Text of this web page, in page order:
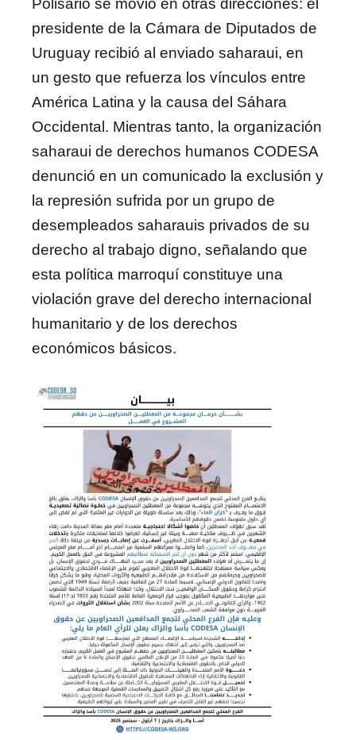
Polisario se movió en otras direcciones: el
presidente de la Cámara de Diputados de
Uruguay recibió al enviado saharaui, en
un gesto que refuerza los vínculos entre
América Latina y la causa del Sáhara
Occidental. Mientras tanto, la organización
saharaui de derechos humanos CODESA
denunció en un comunicado la exclusión y
la represión sufrida por un grupo de
desempleados saharauis privados de su
derecho al trabajo digno, señalando que
esta política marroquí constituye una
violación grave del derecho internacional
humanitario y de los derechos
económicos básicos.